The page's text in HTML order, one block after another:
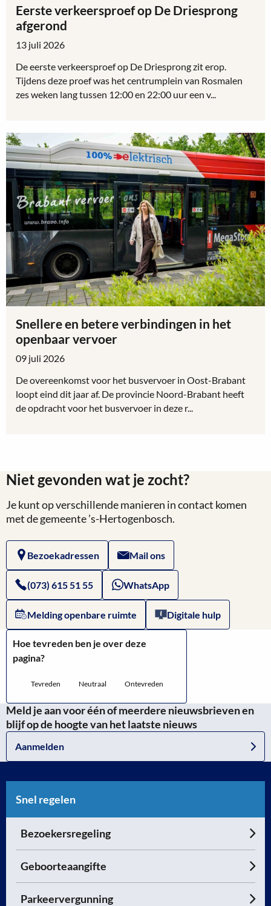
Eerste verkeersproef op De Driesprong
afgerond
13 juli 2026
De eerste verkeersproef op De Driesprong zit erop.
Tijdens deze proef was het centrumplein van Rosmalen
zes weken lang tussen 12:00 en 22:00 uur een v...
meer
over
Eerste
verkeersproef
Driesprong
afgerond
Snellere en betere verbindingen in het
openbaar vervoer
09 juli 2026
De overeenkomst voor het busvervoer in Oost-Brabant
loopt eind dit jaar af. De provincie Noord-Brabant heeft
de opdracht voor het busvervoer in deze r...
Snellere
en
betere
verbindingen
in
het
openbaar
vervoer
Niet gevonden wat je zocht?
Je kunt op verschillende manieren in contact komen
met de gemeente ’s-Hertogenbosch.
Bezoekadressen Mail ons
(073) 615 51 55 WhatsApp
Melding openbare ruimte Digitale hulp
Hoe tevreden ben je over deze
pagina?
Tevreden Neutraal Ontevreden
Meld je aan voor één of meerdere nieuwsbrieven en
blijf op de hoogte van het laatste nieuws
Aanmelden
Snel regelen
Bezoekersregeling
Geboorteaangifte
Parkeervergunning